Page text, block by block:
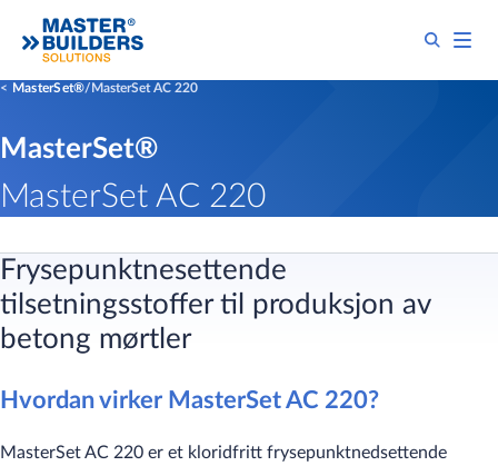
MasterSet® MasterSet AC 220
MasterSet®
MasterSet AC 220
Frysepunktnesettende
tilsetningsstoffer til produksjon av
betong mørtler
Hvordan virker MasterSet AC 220?
MasterSet AC 220 er et kloridfritt frysepunktnedsettende